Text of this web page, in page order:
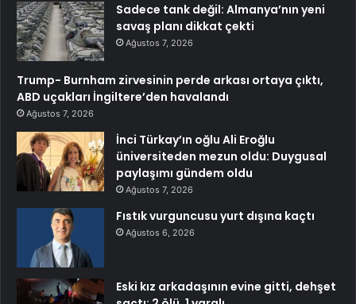
Sadece tank değil: Almanya’nın yeni
savaş planı dikkat çekti
Ağustos 7, 2026
Trump- Burnham zirvesinin perde arkası ortaya çıktı,
ABD uçakları İngiltere’den havalandı
Ağustos 7, 2026
İnci Türkay’ın oğlu Ali Eroğlu
üniversiteden mezun oldu: Duygusal
paylaşımı gündem oldu
Ağustos 7, 2026
Fıstık vurguncusu yurt dışına kaçtı
Ağustos 6, 2026
Eski kız arkadaşının evine gitti, dehşet